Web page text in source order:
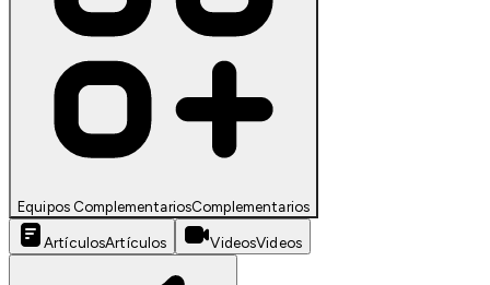
Equipos ComplementariosComplementarios
ArtículosArtículos VideosVideos